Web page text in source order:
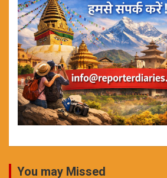
You may Missed